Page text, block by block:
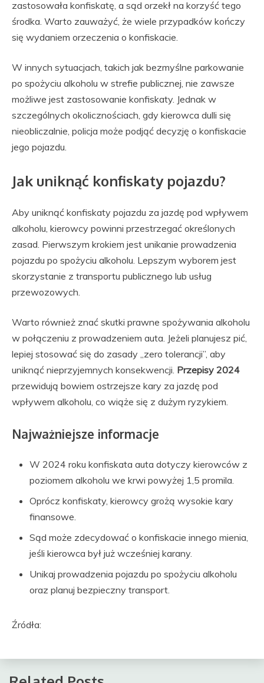
zastosowała konfiskatę, a sąd orzekł na korzyść tego
środka. Warto zauważyć, że wiele przypadków kończy
się wydaniem orzeczenia o konfiskacie.
W innych sytuacjach, takich jak bezmyślne parkowanie
po spożyciu alkoholu w strefie publicznej, nie zawsze
możliwe jest zastosowanie konfiskaty. Jednak w
szczególnych okolicznościach, gdy kierowca dulli się
nieobliczalnie, policja może podjąć decyzję o konfiskacie
jego pojazdu.
Jak uniknąć konfiskaty pojazdu?
Aby uniknąć konfiskaty pojazdu za jazdę pod wpływem
alkoholu, kierowcy powinni przestrzegać określonych
zasad. Pierwszym krokiem jest unikanie prowadzenia
pojazdu po spożyciu alkoholu. Lepszym wyborem jest
skorzystanie z transportu publicznego lub usług
przewozowych.
Warto również znać skutki prawne spożywania alkoholu
w połączeniu z prowadzeniem auta. Jeżeli planujesz pić,
lepiej stosować się do zasady „zero tolerancji”, aby
uniknąć nieprzyjemnych konsekwencji. Przepisy 2024
przewidują bowiem ostrzejsze kary za jazdę pod
wpływem alkoholu, co wiąże się z dużym ryzykiem.
Najważniejsze informacje
W 2024 roku konfiskata auta dotyczy kierowców z
poziomem alkoholu we krwi powyżej 1,5 promila.
Oprócz konfiskaty, kierowcy grożą wysokie kary
finansowe.
Sąd może zdecydować o konfiskacie innego mienia,
jeśli kierowca był już wcześniej karany.
Unikaj prowadzenia pojazdu po spożyciu alkoholu
oraz planuj bezpieczny transport.
Źródła: